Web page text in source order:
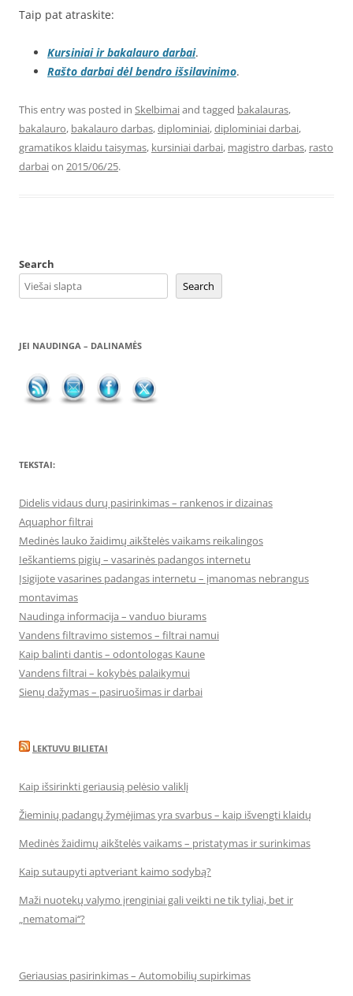
Taip pat atraskite:
Kursiniai ir bakalauro darbai.
Rašto darbai dėl bendro išsilavinimo.
This entry was posted in Skelbimaiand tagged bakalauras,
bakalauro, bakalauro darbas,diplominiai,diplominiai darbai,
gramatikos klaidu taisymas, kursiniai darbai, magistro darbas, rasto
darbaion 2015/06/25.
Search
Search
JEI NAUDINGA – DALINAMĖS
TEKSTAI:
Didelis vidaus durų pasirinkimas – rankenos ir dizainas
Aquaphor filtrai
Medinės lauko žaidimų aikštelės vaikams reikalingos
Ieškantiems pigių – vasarinės padangos internetu
Įsigijote vasarines padangas internetu – įmanomas nebrangus
montavimas
Naudinga informacija – vanduo biurams
Vandens filtravimo sistemos – filtrai namui
Kaip balinti dantis – odontologas Kaune
Vandens filtrai – kokybės palaikymui
Sienų dažymas – pasiruošimas ir darbai
LEKTUVU BILIETAI
Kaip išsirinkti geriausią pelėsio valiklį
Žieminių padangų žymėjimas yra svarbus – kaip išvengti klaidų
Medinės žaidimų aikštelės vaikams – pristatymas ir surinkimas
Kaip sutaupyti aptveriant kaimo sodybą?
Maži nuotekų valymo įrenginiai gali veikti ne tik tyliai, bet ir
„nematomai‘‘?
Geriausias pasirinkimas – Automobilių supirkimas